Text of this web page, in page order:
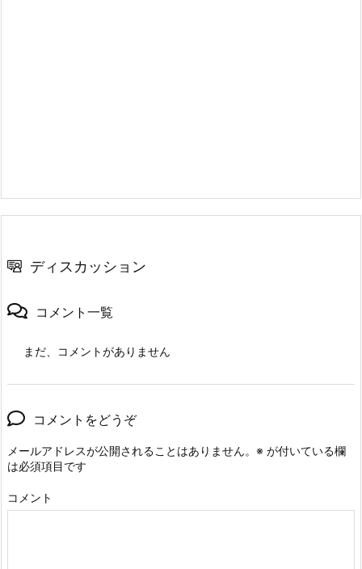
ディスカッション
コメント一覧
まだ、コメントがありません
コメントをどうぞ
メールアドレスが公開されることはありません。 ※ が付いている欄
は必須項目です
コメント